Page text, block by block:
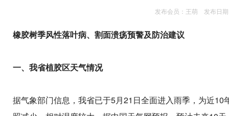
发布会员：王萌 发布日
橡胶树季风性落叶病、割面溃疡预警及防治建议
一、我省植胶区天气情况
据气象部门信息，我省已于5月21日全面进入雨季，为近